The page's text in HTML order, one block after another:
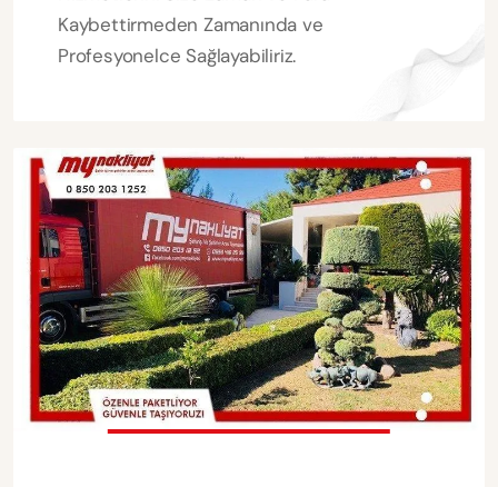
Kaybettirmeden Zamanında ve
Profesyonelce Sağlayabiliriz.